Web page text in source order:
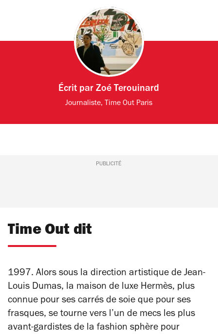
Écrit parZoé Terouinard
Journaliste, Time Out Paris
PUBLICITÉ
Time Out dit
1997. Alors sous la direction artistique de Jean-
Louis Dumas, la maison de luxe Hermès, plus
connue pour ses carrés de soie que pour ses
frasques, se tourne vers l’un de mecs les plus
avant-gardistes de la fashion sphère pour